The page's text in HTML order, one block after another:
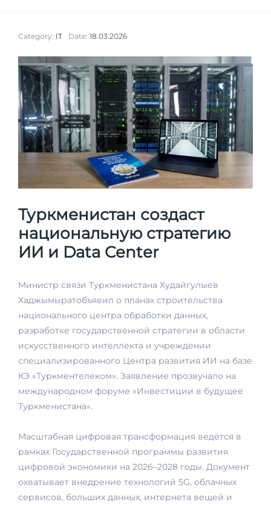
Category: IT Date: 18.03.2026
Туркменистан создаст
национальную стратегию
ИИ и Data Center
Министр связи Туркменистана Худайгулыев
Хаджымыратобъявил о планах строительства
национального центра обработки данных,
разработке государственной стратегии в области
искусственного интеллекта и учреждении
специализированного Центра развития ИИ на базе
КЭ «Туркментелеком». Заявление прозвучало на
международном форуме «Инвестиции в будущее
Туркменистана».
Масштабная цифровая трансформация ведётся в
рамках Государственной программы развития
цифровой экономики на 2026–2028 годы. Документ
охватывает внедрение технологий 5G, облачных
сервисов, больших данных, интернета вещей и